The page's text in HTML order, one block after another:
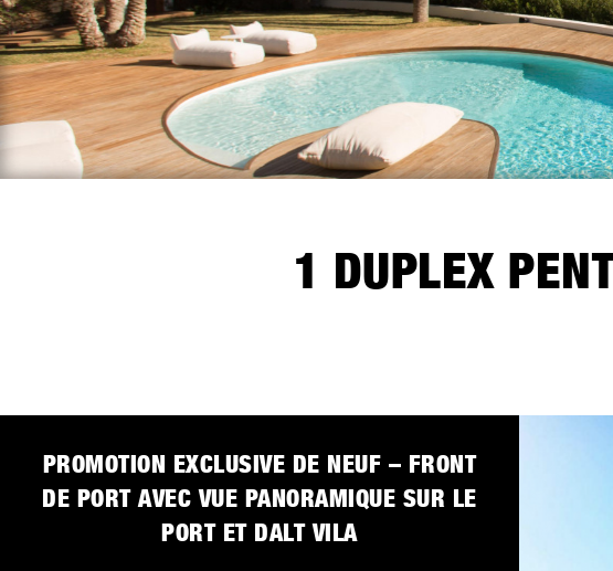
1 DUPLEX
PROMOTION EXCLUSIVE DE NEUF – FRONT
DE PORT AVEC VUE PANORAMIQUE SUR LE
PORT ET DALT VILA